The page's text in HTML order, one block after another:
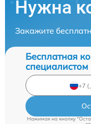
Нужна
Закажите
Бесплатная
специалистом
Нажимая на кнопку